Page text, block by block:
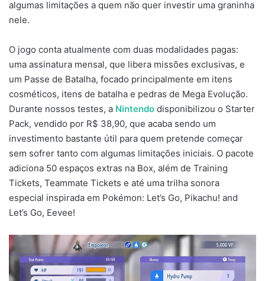
algumas limitações a quem não quer investir uma graninha
nele.
O jogo conta atualmente com duas modalidades pagas:
uma assinatura mensal, que libera missões exclusivas, e
um Passe de Batalha, focado principalmente em itens
cosméticos, itens de batalha e pedras de Mega Evolução.
Durante nossos testes, a Nintendo disponibilizou o Starter
Pack, vendido por R$ 38,90, que acaba sendo um
investimento bastante útil para quem pretende começar
sem sofrer tanto com algumas limitações iniciais. O pacote
adiciona 50 espaços extras na Box, além de Training
Tickets, Teammate Tickets e até uma trilha sonora
especial inspirada em Pokémon: Let’s Go, Pikachu! and
Let’s Go, Eevee!